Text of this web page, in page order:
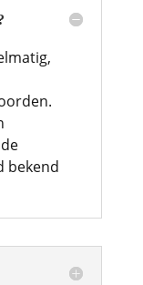
bekend